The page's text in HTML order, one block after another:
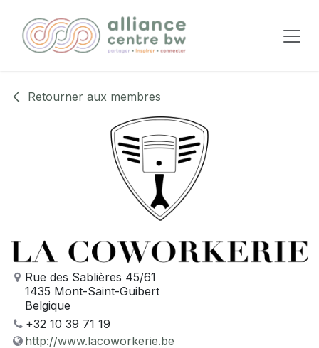
Retourner aux membres
Rue des Sablières 45/61
1435 Mont-Saint-Guibert
Belgique
+32 10 39 71 19
http://www.lacoworkerie.be